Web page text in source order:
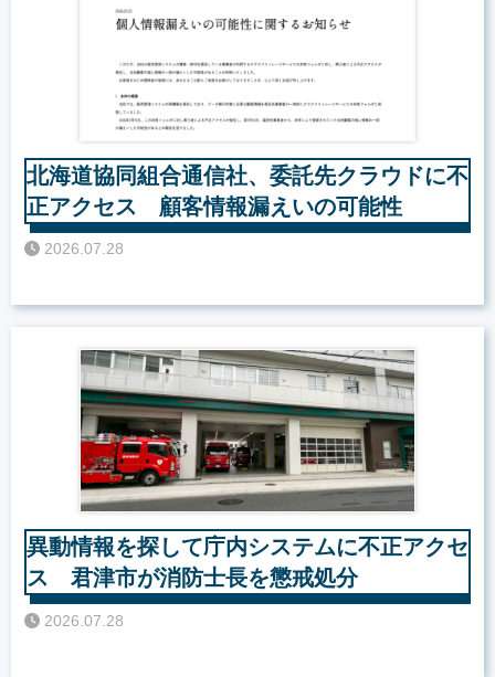
北海道協同組合通信社、委託先クラウドに不
正アクセス 顧客情報漏えいの可能性
2026.07.28
異動情報を探して庁内システムに不正アクセ
ス 君津市が消防士長を懲戒処分
2026.07.28